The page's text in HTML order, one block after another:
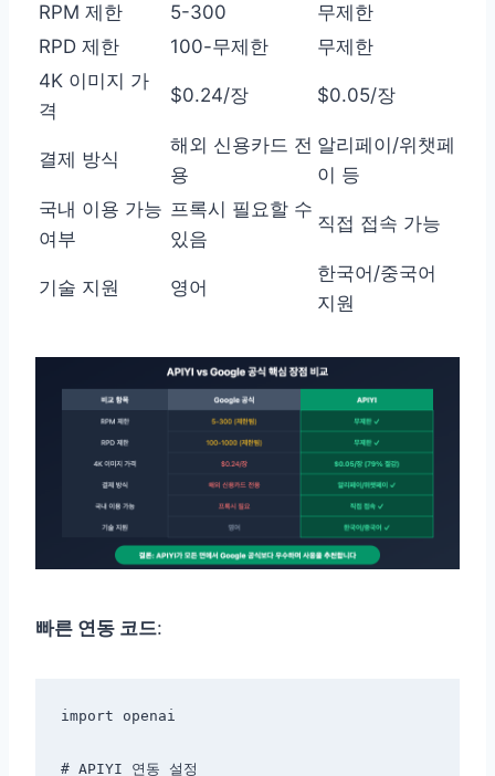
RPM 제한
5-300
무제한
RPD 제한
100-무제한
무제한
4K 이미지 가
격
$0.24/장 $0.05/장
결제 방식
해외 신용카드 전
용
알리페이/위챗페
이 등
국내 이용 가능
여부
프록시 필요할 수
있음
직접 접속 가능
기술 지원 영어
한국어/중국어
지원
빠른 연동 코드:
import openai
# APIYI 연동 설정